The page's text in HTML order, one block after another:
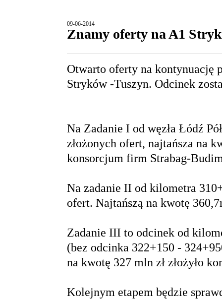
09-06-2014
Znamy oferty na A1
Otwarto oferty na kontynuację
Stryków -Tuszyn. Odcinek
Na Zadanie I od węzła Łódź
złożonych ofert, najtańsza na
konsorcjum firm Strabag-
Na zadanie II od kilometra
ofert. Najtańszą na kwotę
Zadanie III to odcinek od
(bez odcinka 322+150 -
na kwotę 327 mln zł złożyło
Kolejnym etapem będzie